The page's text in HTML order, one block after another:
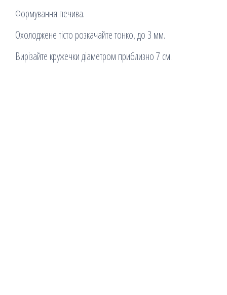
Формування печива.
Охолоджене тісто розкачайте тонко, до 3 мм.
Вирізайте кружечки діаметром приблизно 7 см.